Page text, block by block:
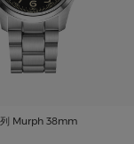
列 Murph 38mm